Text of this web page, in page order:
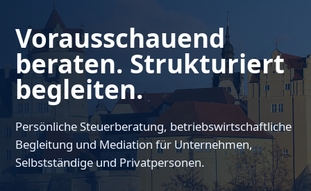
Vorausschauend
beraten. Strukturiert
begleiten.
Persönliche Steuerberatung, betriebswirtschaftliche
Begleitung und Mediation für Unternehmen,
Selbstständige und Privatpersonen.